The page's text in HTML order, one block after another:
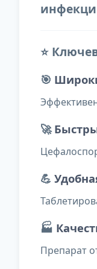
⭐
🎯
🚀
💪
🏭
Препарат